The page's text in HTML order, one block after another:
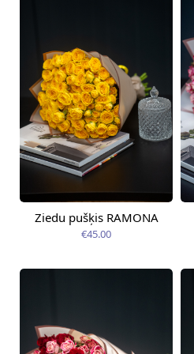
Pieejams šodien
Ziedu pušķis RAMONA
€45.00